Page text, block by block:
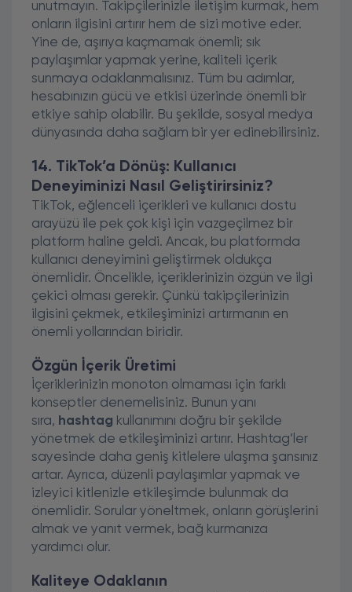
unutmayın. Takipçilerinizle iletişim kurmak, hem
onların ilgisini artırır hem de sizi motive eder.
Yine de, aşırıya kaçmamak önemli; sık
paylaşımlar yapmak yerine, kaliteli içerik
sunmaya odaklanmalısınız. Tüm bu adımlar,
hesabınızın gücü ve etkisi üzerinde önemli bir
etkiye sahip olabilir. Bu şekilde, sosyal medya
dünyasında daha sağlam bir yer edinebilirsiniz.
14. TikTok’a Dönüş: Kullanıcı
Deneyiminizi Nasıl Geliştirirsiniz?
TikTok, eğlenceli içerikleri ve kullanıcı dostu
arayüzü ile pek çok kişi için vazgeçilmez bir
platform haline geldi. Ancak, bu platformda
kullanıcı deneyimini geliştirmek oldukça
önemlidir. Öncelikle, içeriklerinizin özgün ve ilgi
çekici olması gerekir. Çünkü takipçilerinizin
ilgisini çekmek, etkileşiminizi artırmanın en
önemli yollarından biridir.
Özgün İçerik Üretimi
İçeriklerinizin monoton olmaması için farklı
konseptler denemelisiniz. Bunun yanı
sıra, hashtag kullanımını doğru bir şekilde
yönetmek de etkileşiminizi artırır. Hashtag’ler
sayesinde daha geniş kitlelere ulaşma şansınız
artar. Ayrıca, düzenli paylaşımlar yapmak ve
izleyici kitlenizle etkileşimde bulunmak da
önemlidir. Sorular yöneltmek, onların görüşlerini
almak ve yanıt vermek, bağ kurmanıza
yardımcı olur.
Kaliteye Odaklanın